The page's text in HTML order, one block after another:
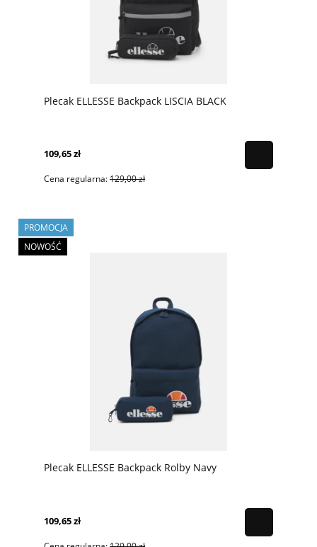
Plecak ELLESSE Backpack LISCIA BLACK
109,65 zł
Cena regularna:129,00 zł
Plecak ELLESSE Backpack Rolby Navy
109,65 zł
PROMOCJA
NOWOŚĆ